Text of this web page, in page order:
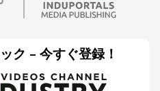
ク – 今すぐ登録！